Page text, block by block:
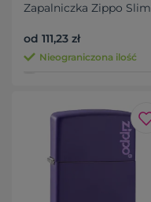
Zapalniczka Zippo Slim
od 111,23 zł
Nieograniczona ilość